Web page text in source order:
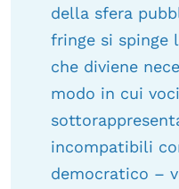
della sfera
fringe si spinge
che diviene
modo in cui
incompatibili
democratico –